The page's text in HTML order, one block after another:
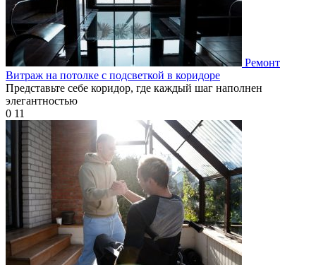
Ремонт
Витраж на потолке с подсветкой в коридоре
Представьте себе коридор, где каждый шаг наполнен
элегантностью
0 11